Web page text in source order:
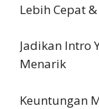
Lebih Cepat
Jadikan Intro
Menarik
Keuntungan